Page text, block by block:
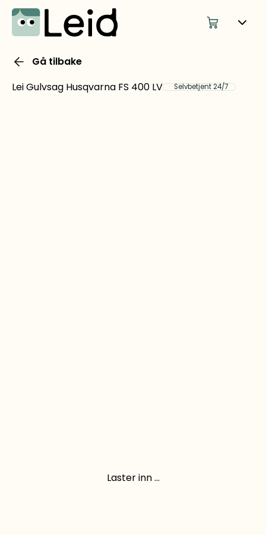
Gå tilbake
Lei Gulvsag Husqvarna FS 400 LV
Selvbetjent 24/7
Laster inn ...